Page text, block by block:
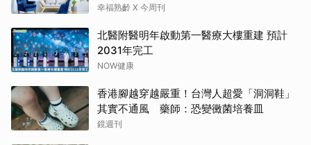
幸福熟齡 X 今周刊
北醫附醫明年啟動第一醫療大樓重建 預計
2031年完工
NOW健康
香港腳越穿越嚴重！台灣人超愛「洞洞鞋」
其實不通風 藥師：恐變黴菌培養皿
鏡週刊